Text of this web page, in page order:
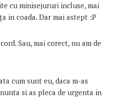
cu minisejururi incluse, mai
in coada. Dar mai astept :P
Sau, mai corect, nu am de
cum sunt eu, daca m-as
si as pleca de urgenta in